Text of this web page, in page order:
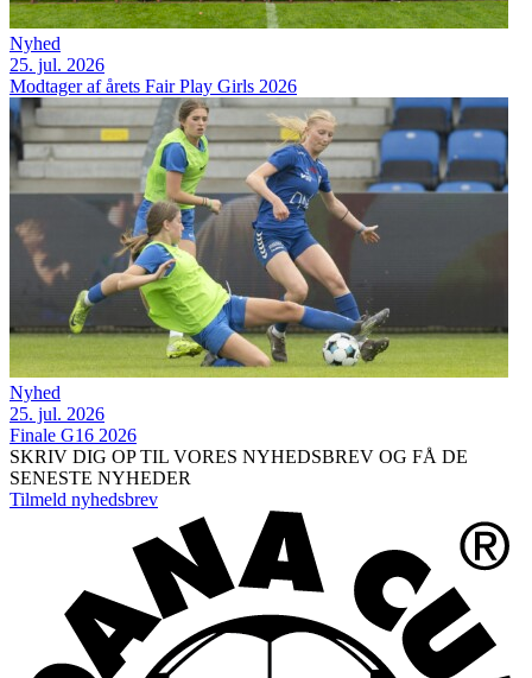
Nyhed
25. jul. 2026
Modtager af årets Fair Play Girls 2026
Nyhed
25. jul. 2026
Finale G16 2026
SKRIV DIG OP TIL VORES NYHEDSBREV OG FÅ DE
SENESTE NYHEDER
Tilmeld nyhedsbrev